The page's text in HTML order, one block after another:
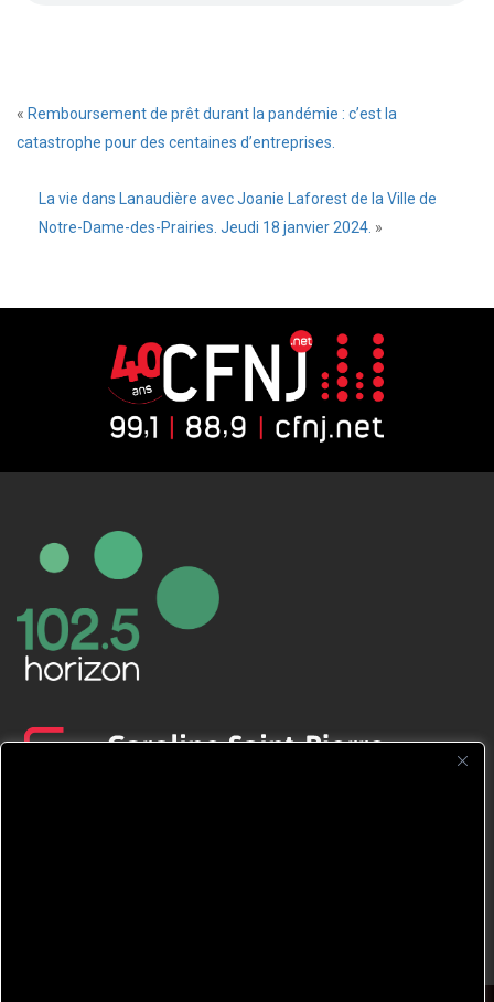
« Remboursement de prêt durant la pandémie : c’est la
catastrophe pour des centaines d’entreprises.
La vie dans Lanaudière avec Joanie Laforest de la Ville de
Notre-Dame-des-Prairies. Jeudi 18 janvier 2024. »